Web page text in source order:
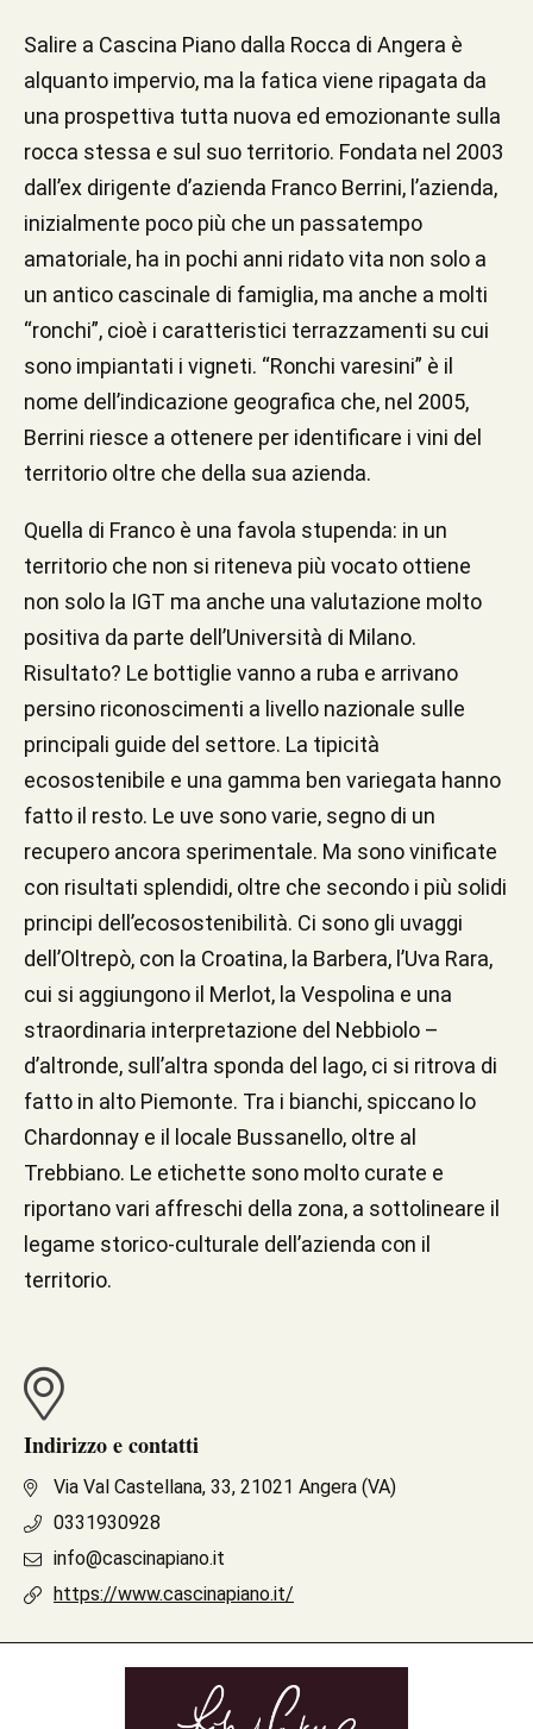
Salire a Cascina Piano dalla Rocca di Angera è
alquanto impervio, ma la fatica viene ripagata da
una prospettiva tutta nuova ed emozionante sulla
rocca stessa e sul suo territorio. Fondata nel 2003
dall’ex dirigente d’azienda Franco Berrini, l’azienda,
inizialmente poco più che un passatempo
amatoriale, ha in pochi anni ridato vita non solo a
un antico cascinale di famiglia, ma anche a molti
“ronchi”, cioè i caratteristici terrazzamenti su cui
sono impiantati i vigneti. “Ronchi varesini” è il
nome dell’indicazione geografica che, nel 2005,
Berrini riesce a ottenere per identificare i vini del
territorio oltre che della sua azienda.
Quella di Franco è una favola stupenda: in un
territorio che non si riteneva più vocato ottiene
non solo la IGT ma anche una valutazione molto
positiva da parte dell’Università di Milano.
Risultato? Le bottiglie vanno a ruba e arrivano
persino riconoscimenti a livello nazionale sulle
principali guide del settore. La tipicità
ecosostenibile e una gamma ben variegata hanno
fatto il resto. Le uve sono varie, segno di un
recupero ancora sperimentale. Ma sono vinificate
con risultati splendidi, oltre che secondo i più solidi
principi dell’ecosostenibilità. Ci sono gli uvaggi
dell’Oltrepò, con la Croatina, la Barbera, l’Uva Rara,
cui si aggiungono il Merlot, la Vespolina e una
straordinaria interpretazione del Nebbiolo –
d’altronde, sull’altra sponda del lago, ci si ritrova di
fatto in alto Piemonte. Tra i bianchi, spiccano lo
Chardonnay e il locale Bussanello, oltre al
Trebbiano. Le etichette sono molto curate e
riportano vari affreschi della zona, a sottolineare il
legame storico-culturale dell’azienda con il
territorio.
Indirizzo e contatti
Via Val Castellana, 33, 21021 Angera (VA)
0331930928
info@cascinapiano.it
https://www.cascinapiano.it/